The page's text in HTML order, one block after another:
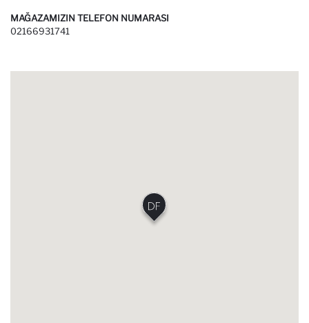
MAĞAZAMIZIN TELEFON NUMARASI
02166931741